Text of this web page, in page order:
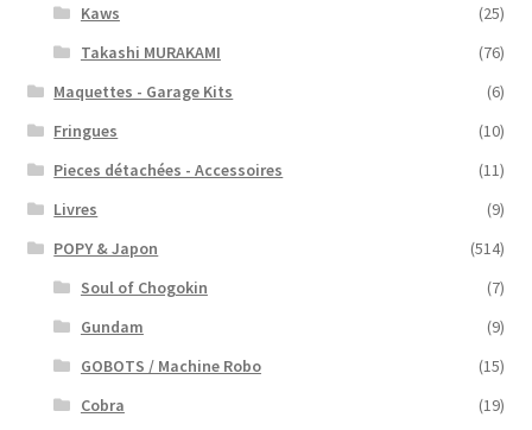
Kaws
(25)
Takashi MURAKAMI
(76)
Maquettes - Garage Kits
(6)
Fringues
(10)
Pieces détachées - Accessoires
(11)
Livres
(9)
POPY & Japon
(514)
Soul of Chogokin
(7)
Gundam
(9)
GOBOTS / Machine Robo
(15)
Cobra
(19)